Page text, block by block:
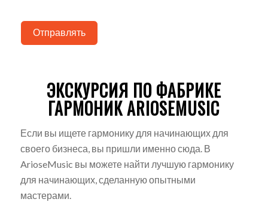
Отправлять
ЭКСКУРСИЯ ПО ФАБРИКЕ
ГАРМОНИК ARIOSEMUSIC
Если вы ищете гармонику для начинающих для
своего бизнеса, вы пришли именно сюда. В
ArioseMusic вы можете найти лучшую гармонику
для начинающих, сделанную опытными
мастерами.